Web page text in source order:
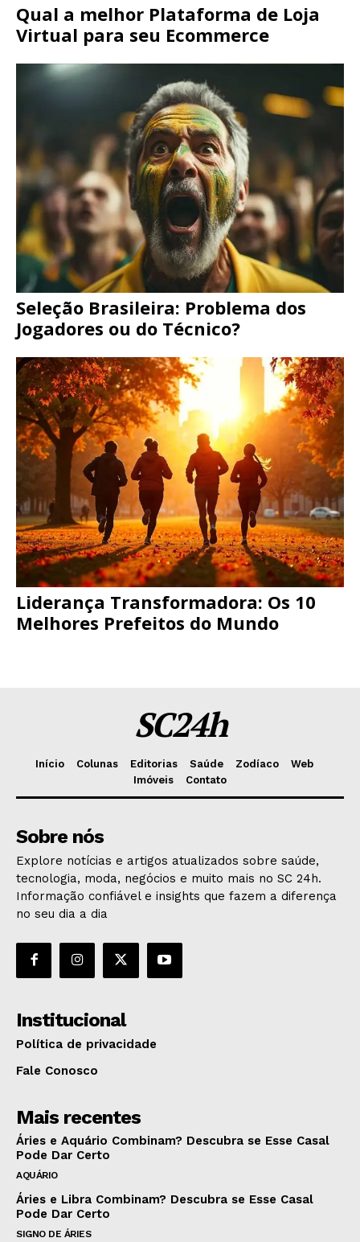
Qual a melhor Plataforma de Loja
Virtual para seu Ecommerce
Seleção Brasileira: Problema dos
Jogadores ou do Técnico?
Liderança Transformadora: Os 10
Melhores Prefeitos do Mundo
SC24h
Início Colunas Editorias Saúde Zodíaco
Web
Imóveis
Contato
Sobre nós
Explore notícias e artigos atualizados sobre saúde,
tecnologia, moda, negócios e muito mais no SC 24h.
Informação confiável e insights que fazem a diferença
no seu dia a dia
Institucional
Política de privacidade
Fale Conosco
Mais recentes
Áries e Aquário Combinam? Descubra se Esse Casal
Pode Dar Certo
AQUÁRIO
Áries e Libra Combinam? Descubra se Esse Casal
Pode Dar Certo
SIGNO DE ÁRIES